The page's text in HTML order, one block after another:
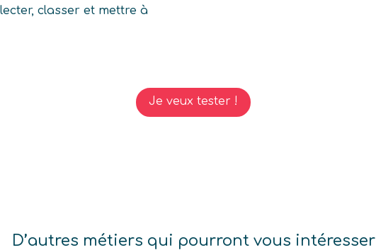
classer et mettre à
Je veux tester !
D’autres métiers qui pourront vous intéresser